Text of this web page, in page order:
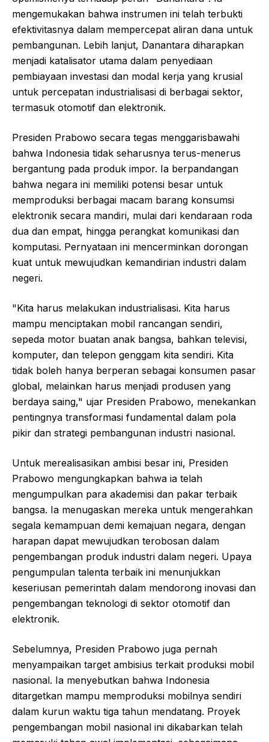
mengemukakan bahwa instrumen ini telah terbukti
efektivitasnya dalam mempercepat aliran dana untuk
pembangunan. Lebih lanjut, Danantara diharapkan
menjadi katalisator utama dalam penyediaan
pembiayaan investasi dan modal kerja yang krusial
untuk percepatan industrialisasi di berbagai sektor,
termasuk otomotif dan elektronik.
Presiden Prabowo secara tegas menggarisbawahi
bahwa Indonesia tidak seharusnya terus-menerus
bergantung pada produk impor. Ia berpandangan
bahwa negara ini memiliki potensi besar untuk
memproduksi berbagai macam barang konsumsi
elektronik secara mandiri, mulai dari kendaraan roda
dua dan empat, hingga perangkat komunikasi dan
komputasi. Pernyataan ini mencerminkan dorongan
kuat untuk mewujudkan kemandirian industri dalam
negeri.
"Kita harus melakukan industrialisasi. Kita harus
mampu menciptakan mobil rancangan sendiri,
sepeda motor buatan anak bangsa, bahkan televisi,
komputer, dan telepon genggam kita sendiri. Kita
tidak boleh hanya berperan sebagai konsumen pasar
global, melainkan harus menjadi produsen yang
berdaya saing," ujar Presiden Prabowo, menekankan
pentingnya transformasi fundamental dalam pola
pikir dan strategi pembangunan industri nasional.
Untuk merealisasikan ambisi besar ini, Presiden
Prabowo mengungkapkan bahwa ia telah
mengumpulkan para akademisi dan pakar terbaik
bangsa. Ia menugaskan mereka untuk mengerahkan
segala kemampuan demi kemajuan negara, dengan
harapan dapat mewujudkan terobosan dalam
pengembangan produk industri dalam negeri. Upaya
pengumpulan talenta terbaik ini menunjukkan
keseriusan pemerintah dalam mendorong inovasi dan
pengembangan teknologi di sektor otomotif dan
elektronik.
Sebelumnya, Presiden Prabowo juga pernah
menyampaikan target ambisius terkait produksi mobil
nasional. Ia menyebutkan bahwa Indonesia
ditargetkan mampu memproduksi mobilnya sendiri
dalam kurun waktu tiga tahun mendatang. Proyek
pengembangan mobil nasional ini dikabarkan telah